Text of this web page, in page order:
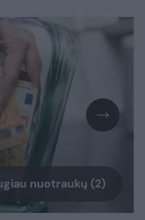
nuotraukų (2)